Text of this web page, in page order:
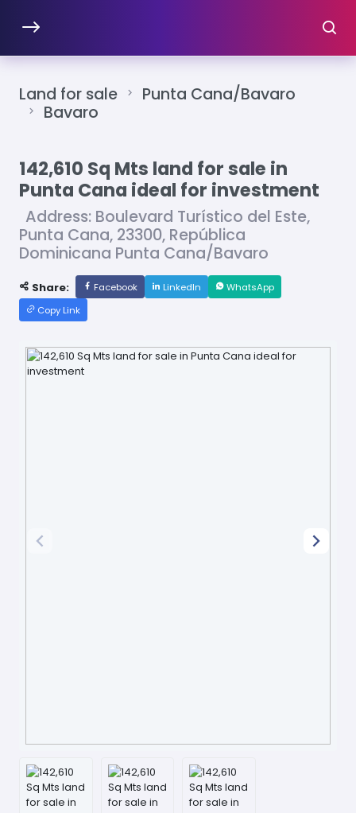
Land for sale
Punta Cana/Bavaro
Bavaro
142,610 Sq Mts land for sale in
Punta Cana ideal for investment
Address: Boulevard Turístico del Este,
Punta Cana, 23300, República
Dominicana Punta Cana/Bavaro
Share: Facebook LinkedIn
WhatsApp
Copy Link